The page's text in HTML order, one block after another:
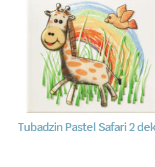
Tubadzin Pastel Safari 2